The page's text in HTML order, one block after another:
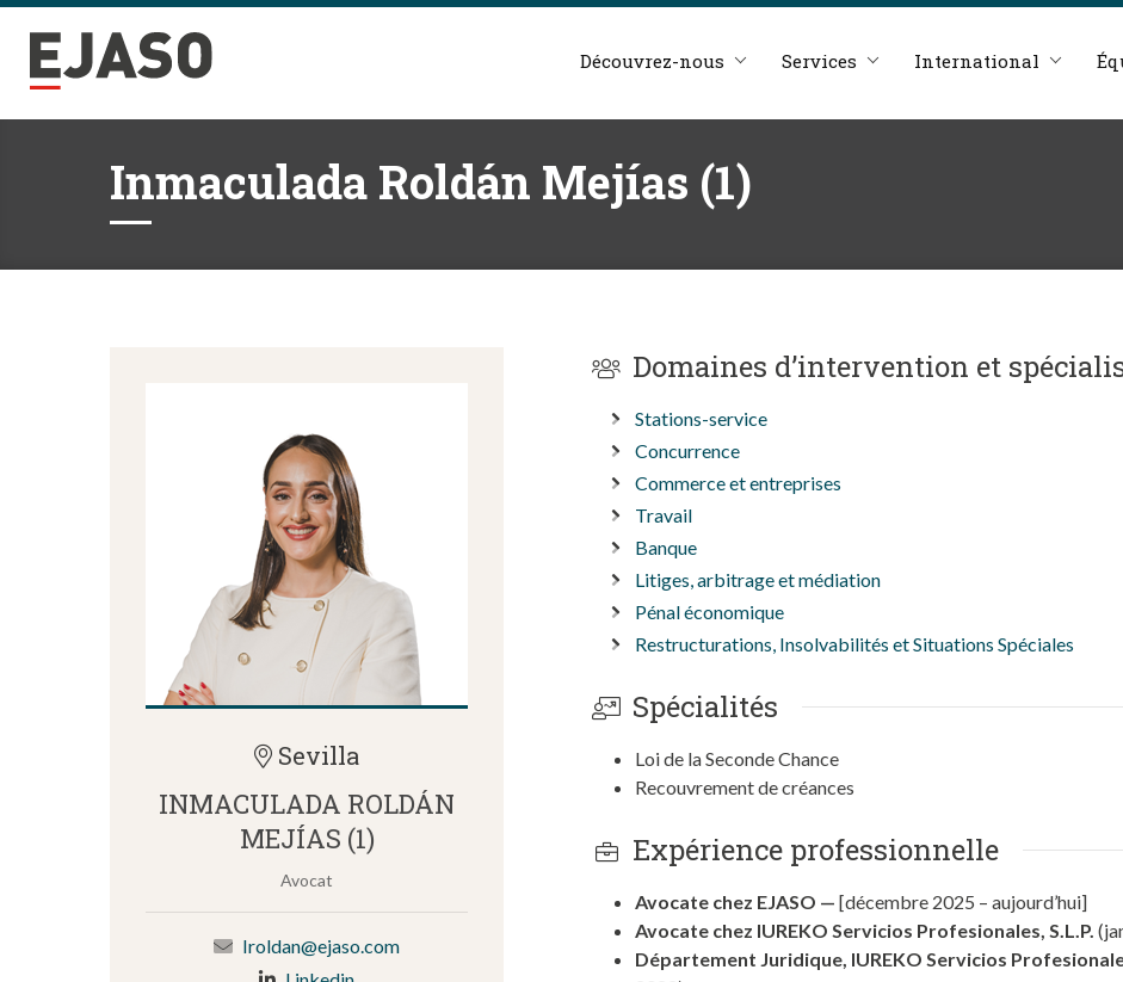
Découvrez-nous Services International
Inmaculada Roldán Mejías (1)
Sevilla
INMACULADA ROLDÁN
MEJÍAS (1)
Avocat
Iroldan@ejaso.com
Domaines d’intervention et
Stations-service
Concurrence
Commerce et entreprises
Travail
Banque
Litiges, arbitrage et médiation
Pénal économique
Restructurations, Insolvabilités et Situations Spéciales
Spécialités
Loi de la Seconde Chance
Recouvrement de créances
Expérience professionnelle
Avocate chez EJASO — [décembre 2025 – aujourd’hui]
Avocate chez IUREKO Servicios Profesionales, S.L.P.
Département Juridique, IUREKO Servicios